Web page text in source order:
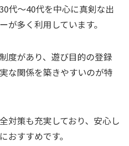
代〜40代を中心に真剣な出
が多く利用しています。
度があり、遊び目的の登録
な関係を築きやすいのが特
対策も充実しており、安心し
おすすめです。